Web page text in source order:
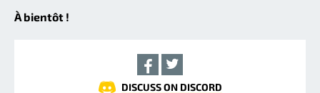
À bientôt !
DISCUSS ON DISCORD